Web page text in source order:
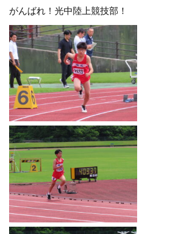
がんばれ！光中陸上競技部！